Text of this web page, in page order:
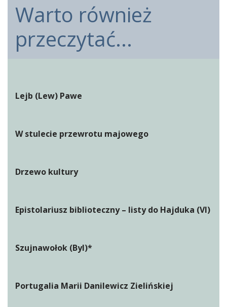
Warto również
przeczytać...
Lejb (Lew) Pawe
W stulecie przewrotu majowego
Drzewo kultury
Epistolariusz biblioteczny – listy do Hajduka (VI)
Szujnawołok (Byl)*
Portugalia Marii Danilewicz Zielińskiej